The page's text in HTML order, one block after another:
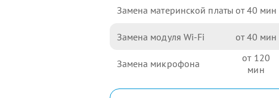
Замена материнской платы 40
Замена модуля Wi-Fi 40
Замена микрофона 120